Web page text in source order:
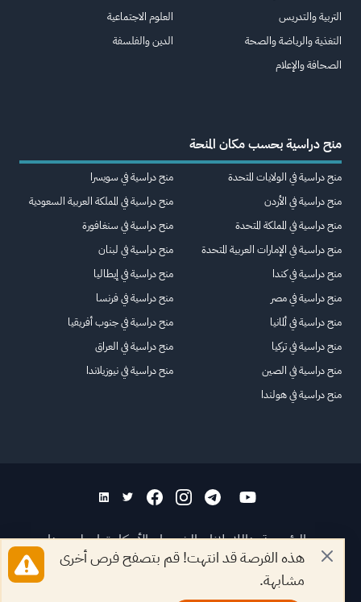
هذه الفرصة قد انتهت! قم بتصفح فرص أخرى
مشابهة.
التربية والتدريس
التغذية والرياضة والصحة
الصحافة والإعلام
العلوم الاجتماعية
الدين والفلسفة
منح دراسية بحسب مكان المنحة
منح دراسية في الولايات المتحدة
منح دراسية في الأردن
منح دراسية في المملكة المتحدة
منح دراسية في الإمارات العربية المتحدة
منح دراسية في كندا
منح دراسية في مصر
منح دراسية في ألمانيا
منح دراسية في تركيا
منح دراسية في الصين
منح دراسية في هولندا
منح دراسية في سويسرا
منح دراسية في المملكة العربية السعودية
منح دراسية في سنغافورة
منح دراسية في لبنان
منح دراسية في إيطاليا
منح دراسية في فرنسا
منح دراسية في جنوب أفريقيا
منح دراسية في العراق
منح دراسية في نيوزيلاندا
الرئيسيةعناللاعلاناتالشروط والأحكامتواصل معنا
الأسئلة الشائعةخريطة الموقع